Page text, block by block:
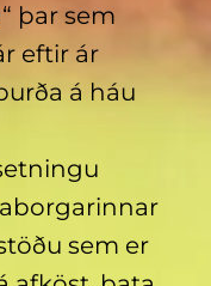
þar sem
eftir ár
á háu
sem er